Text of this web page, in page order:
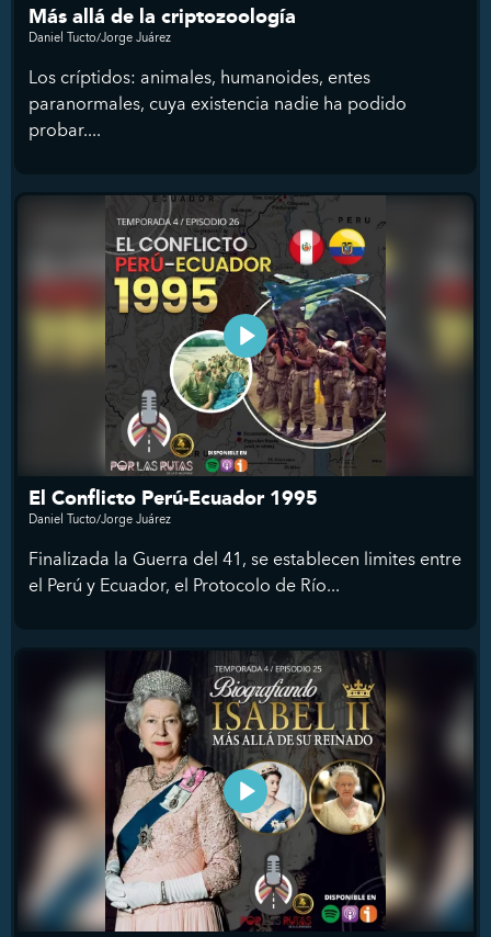
Más allá de la criptozoología
Daniel Tucto/Jorge Juárez
Los críptidos: animales, humanoides, entes
paranormales, cuya existencia nadie ha podido
probar....
El Conflicto Perú-Ecuador 1995
Daniel Tucto/Jorge Juárez
Finalizada la Guerra del 41, se establecen limites entre
el Perú y Ecuador, el Protocolo de Río...